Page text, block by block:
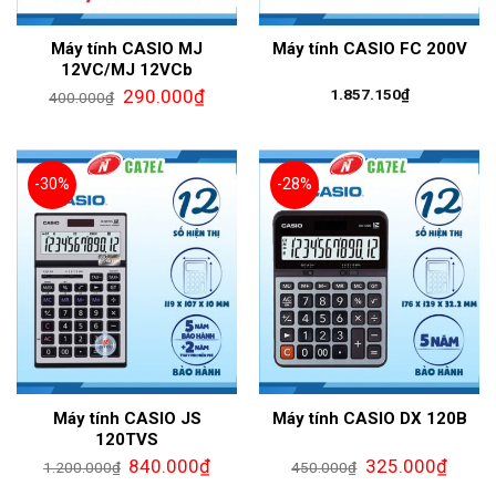
Máy tính CASIO MJ
12VC/MJ 12VCb
400.000₫ 290.000₫
Máy tính CASIO FC 200V
1.857.150₫
-30%
Máy tính CASIO JS
120TVS
1.200.000₫ 840.000₫
-28%
Máy tính CASIO DX 120B
450.000₫ 325.000₫